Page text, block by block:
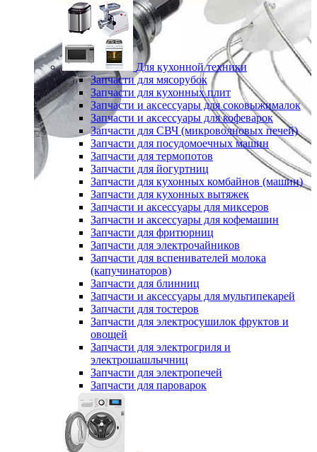
Для кухонной техники
Запчасти для мясорубок
Запчасти для кухонных плит
Запчасти и аксессуары для соковыжималок
Запчасти и аксессуары для кофеварок
Запчасти для СВЧ (микроволновых печей)
Запчасти для посудомоечных машин
Запчасти для термопотов
Запчасти для йогуртниц
Запчасти для кухонных комбайнов (машин)
Запчасти для кухонных вытяжек
Запчасти и аксессуары для миксеров
Запчасти и аксессуары для кофемашин
Запчасти для фритюрниц
Запчасти для электрочайников
Запчасти для вспенивателей молока
(капучинаторов)
Запчасти для блинниц
Запчасти и аксессуары для мультипекарей
Запчасти для тостеров
Запчасти для электросушилок фруктов и
овощей
Запчасти для электрогриля и
электрошашлычниц
Запчасти для электропечей
Запчасти для пароварок